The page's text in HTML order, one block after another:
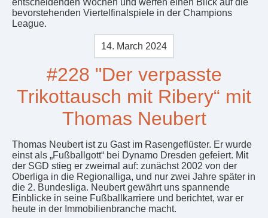
entscheidenden Wochen und werfen einen Blick auf die
bevorstehenden Viertelfinalspiele in der Champions
League.
14. March 2024
#228 "Der verpasste
Trikottausch mit Ribery“ mit
Thomas Neubert
Thomas Neubert ist zu Gast im Rasengeflüster. Er wurde
einst als „Fußballgott“ bei Dynamo Dresden gefeiert. Mit
der SGD stieg er zweimal auf: zunächst 2002 von der
Oberliga in die Regionalliga, und nur zwei Jahre später in
die 2. Bundesliga. Neubert gewährt uns spannende
Einblicke in seine Fußballkarriere und berichtet, war er
heute in der Immobilienbranche macht.